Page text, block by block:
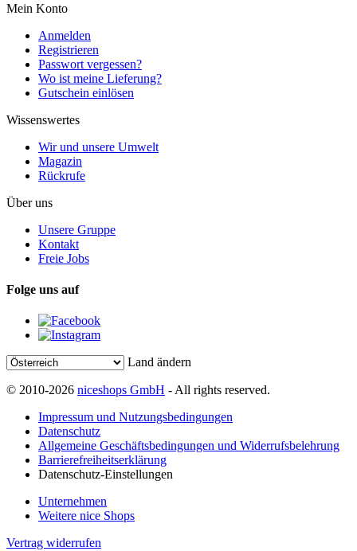
Mein Konto
Anmelden
Registrieren
Passwort vergessen?
Wo ist meine Lieferung?
Gutschein einlösen
Wissenswertes
Wir und unsere Umwelt
Magazin
Rückrufe
Über uns
Unsere Gruppe
Kontakt
Freie Jobs
Folge uns auf
Land ändern
© 2010-2026 niceshops GmbH - All rights reserved.
Impressum und Nutzungsbedingungen
Datenschutz
Allgemeine Geschäftsbedingungen und Widerrufsbelehrung
Barrierefreiheitserklärung
Datenschutz-Einstellungen
Unternehmen
Weitere nice Shops
Vertrag widerrufen